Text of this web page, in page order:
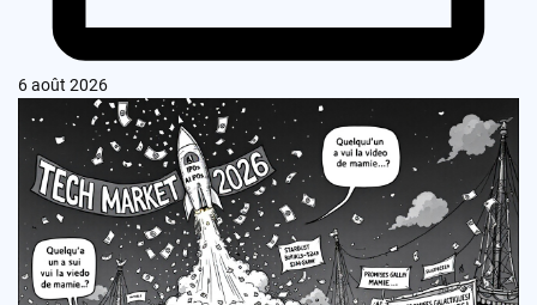
6 août 2026